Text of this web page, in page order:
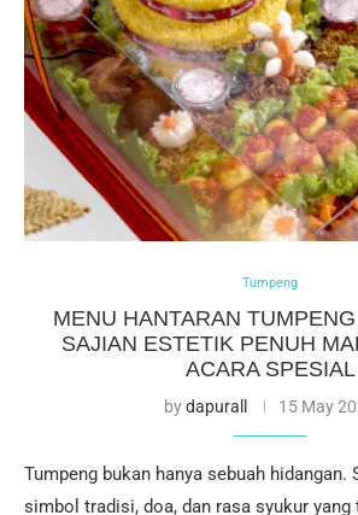
Tumpeng
MENU HANTARAN
SAJIAN ESTETIK PENUH
ACARA SPESIAL
bydapurall 15 May
Tumpeng bukan hanya sebuah hidangan.
simbol tradisi, doa, dan rasa syukur yang